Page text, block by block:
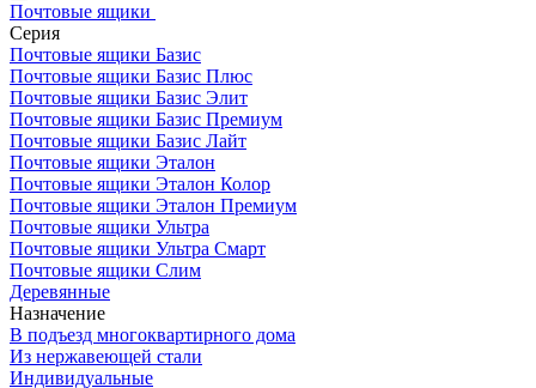
Почтовые ящики
Серия
Почтовые ящики Базис
Почтовые ящики Базис Плюс
Почтовые ящики Базис Элит
Почтовые ящики Базис Премиум
Почтовые ящики Базис Лайт
Почтовые ящики Эталон
Почтовые ящики Эталон Колор
Почтовые ящики Эталон Премиум
Почтовые ящики Ультра
Почтовые ящики Ультра Смарт
Почтовые ящики Слим
Деревянные
Назначение
В подъезд многоквартирного дома
Из нержавеющей стали
Индивидуальные